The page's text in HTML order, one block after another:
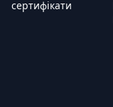
сертифікати